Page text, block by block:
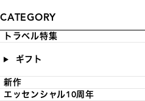
CATEGORY
トラベル特集
ギフト
新作
エッセンシャル10周年